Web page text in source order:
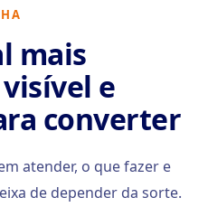
mais
e
converter
atender, o que fazer e
de depender da sorte.